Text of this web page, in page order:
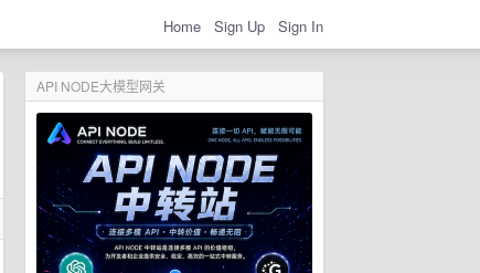
Home Sign Up Sign In
API NODE大模型网关